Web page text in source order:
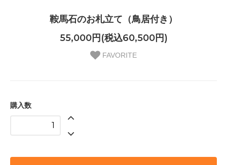
鞍馬石のお札立て（鳥居付き）
55,000円(税込60,500円)
FAVORITE
購入数